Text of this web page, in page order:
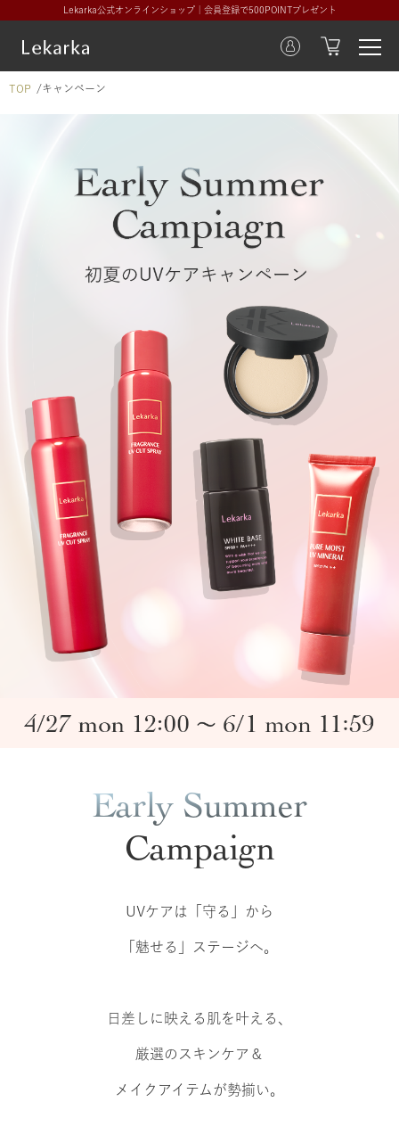
Lekarka公式オンラインショップ｜会員登録で500POINTプレゼント
TOP キャンペーン
Early Summer
Campaign
UVケアは「守る」から
「魅せる」ステージへ。
日差しに映える肌を叶える、
厳選のスキンケア＆
メイクアイテムが勢揃い。